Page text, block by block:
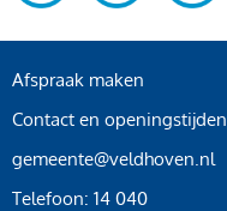
Afspraak maken
Contact en openingstijden
gemeente@veldhoven.nl
Telefoon: 14 040